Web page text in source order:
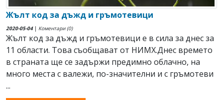
Жълт код за дъжд и гръмотевици
2020-05-04| Коментари (0)
Жълт код за дъжд и гръмотевици е в сила за днес за
11 области. Това съобщават от НИМХ.Днес времето
в страната ще се задържи предимно облачно, на
много места с валежи, по-значителни и с гръмотеви
...